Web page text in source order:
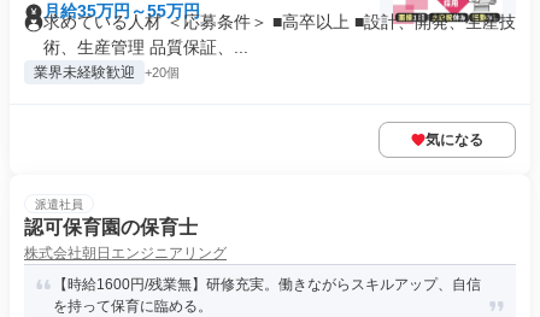
月給35万円～55万円
求めている人材 ＜応募条件＞ ■高卒以上 ■設計、開発、生産技
術、生産管理 品質保証、...
業界未経験歓迎 +20個
気になる
派遣社員
認可保育園の保育士
株式会社朝日エンジニアリング
【時給1600円/残業無】研修充実。働きながらスキルアップ、自信
を持って保育に臨める。